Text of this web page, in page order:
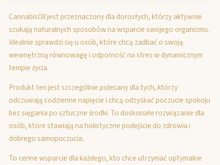
CannabisOil jest przeznaczony dla dorosłych, którzy aktywnie
szukają naturalnych sposobów na wsparcie swojego organizmu.
Idealnie sprawdzi się u osób, które chcą zadbać o swoją
wewnętrzną równowagę i odporność na stres w dynamicznym
tempie życia.
Produkt ten jest szczególnie polecany dla tych, którzy
odczuwają codzienne napięcie i chcą odzyskać poczucie spokoju
bez sięgania po sztuczne środki. To doskonałe rozwiązanie dla
osób, które stawiają na holistyczne podejście do zdrowia i
dobrego samopoczucia.
To cenne wsparcie dla każdego, kto chce utrzymać optymalne